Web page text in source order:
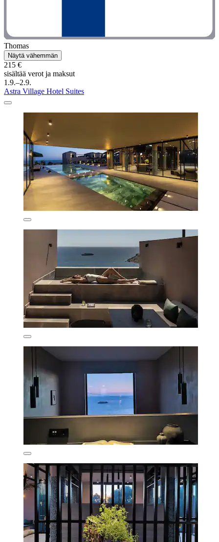
Thomas
Näytä vähemmän
215 €
sisältää verot ja maksut
1.9.–2.9.
Astra Village Hotel Suites